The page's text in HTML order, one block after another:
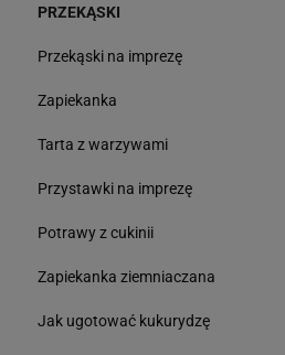
PRZEKĄSKI
Przekąski na imprezę
Zapiekanka
Tarta z warzywami
Przystawki na imprezę
Potrawy z cukinii
Zapiekanka ziemniaczana
Jak ugotować kukurydzę